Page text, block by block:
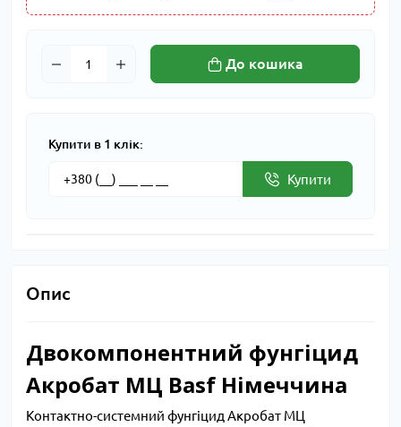
До кошика
Купити в 1 клік:
Купити
Опис
Двокомпонентний фунгіцид
Акробат МЦ Basf Німеччина
Контактно-системний фунгіцид Акробат МЦ